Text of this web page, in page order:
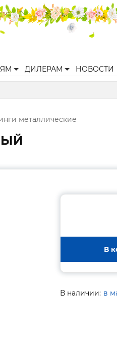
ДИЛЕРАМ НОВОСТИ
металлические
В
В наличии: в